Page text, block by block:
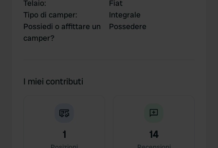
Telaio:
Fiat
Tipo di camper:
Integrale
Possiedi o affittare un
camper?
Possedere
I miei contributi
1 14